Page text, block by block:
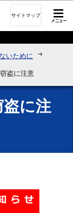
サイトマップ
いために
盗に注意
に注